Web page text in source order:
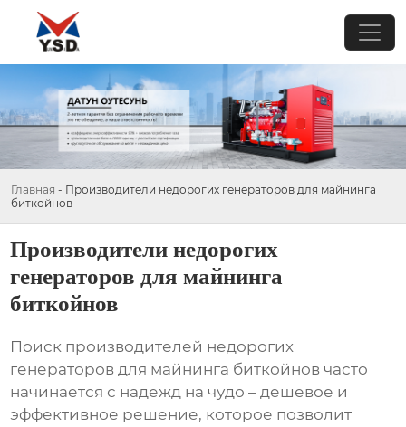
Главная - Производители недорогих генераторов для майнинга
биткойнов
Производители недорогих
генераторов для майнинга
биткойнов
Поиск производителей недорогих
генераторов для майнинга биткойнов часто
начинается с надежд на чудо – дешевое и
эффективное решение, которое позволит